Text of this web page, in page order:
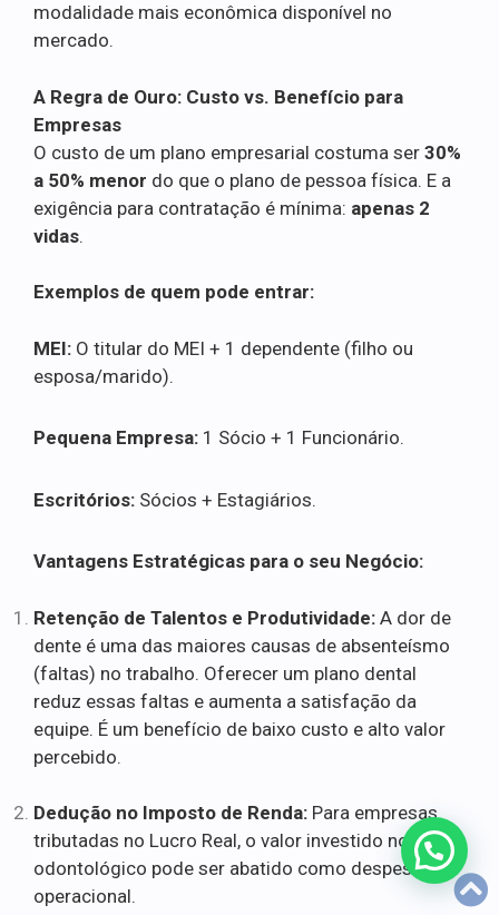
modalidade mais econômica disponível no
mercado.
A Regra de Ouro: Custo vs. Benefício para
Empresas
O custo de um plano empresarial costuma ser 30%
a 50% menor do que o plano de pessoa física. E a
exigência para contratação é mínima: apenas 2
vidas.
Exemplos de quem pode entrar:
MEI: O titular do MEI + 1 dependente (filho ou
esposa/marido).
Pequena Empresa: 1 Sócio + 1 Funcionário.
Escritórios: Sócios + Estagiários.
Vantagens Estratégicas para o seu Negócio:
Retenção de Talentos e Produtividade: A dor de
dente é uma das maiores causas de absenteísmo
(faltas) no trabalho. Oferecer um plano dental
reduz essas faltas e aumenta a satisfação da
equipe. É um benefício de baixo custo e alto valor
percebido.
Dedução no Imposto de Renda: Para empresas
tributadas no Lucro Real, o valor investido no plano
odontológico pode ser abatido como despesa
operacional.